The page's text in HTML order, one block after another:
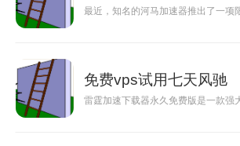
最近，知名的河马加速器推出了一项
免费vps试用七天风驰
雷霆加速下载器永久免费版是一款强